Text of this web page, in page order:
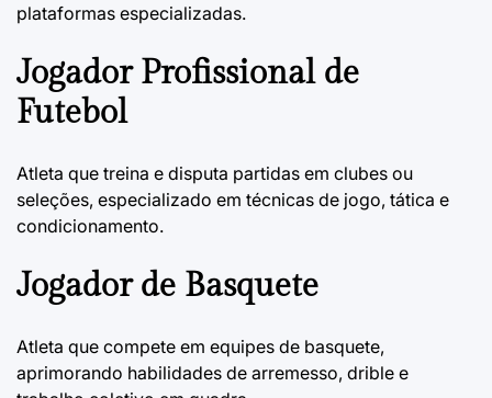
plataformas especializadas.
Jogador Profissional de
Futebol
Atleta que treina e disputa partidas em clubes ou
seleções, especializado em técnicas de jogo, tática e
condicionamento.
Jogador de Basquete
Atleta que compete em equipes de basquete,
aprimorando habilidades de arremesso, drible e